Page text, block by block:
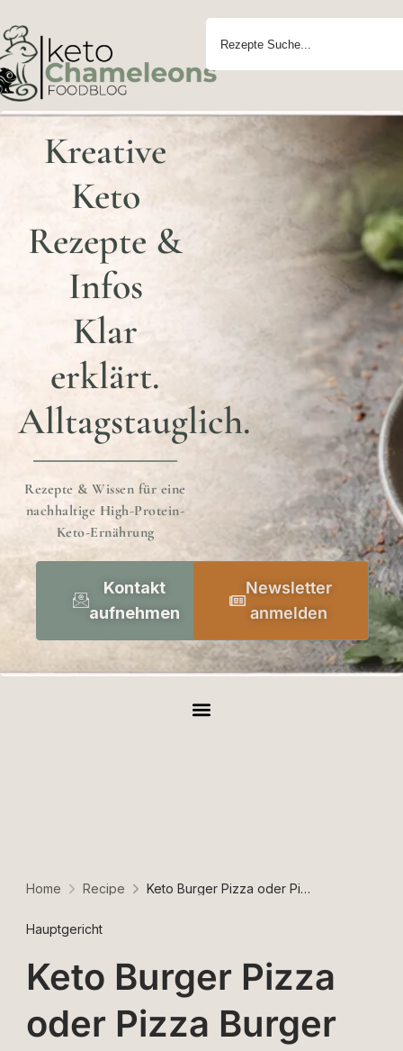
Kreative
Keto
Rezepte &
Infos
Klar
erklärt.
Alltagstauglich.
Rezepte & Wissen für eine
nachhaltige High-Protein-
Keto-Ernährung
Kontakt
aufnehmen
Newsletter
anmelden
Home Recipe Keto Burger Pizza oder Pizza Burger
Hauptgericht
Keto Burger Pizza
oder Pizza Burger